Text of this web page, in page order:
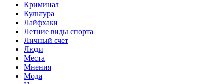
Криминал
Культура
Лайфхаки
Летние виды спорта
Личный счет
Люди
Места
Мнения
Мода